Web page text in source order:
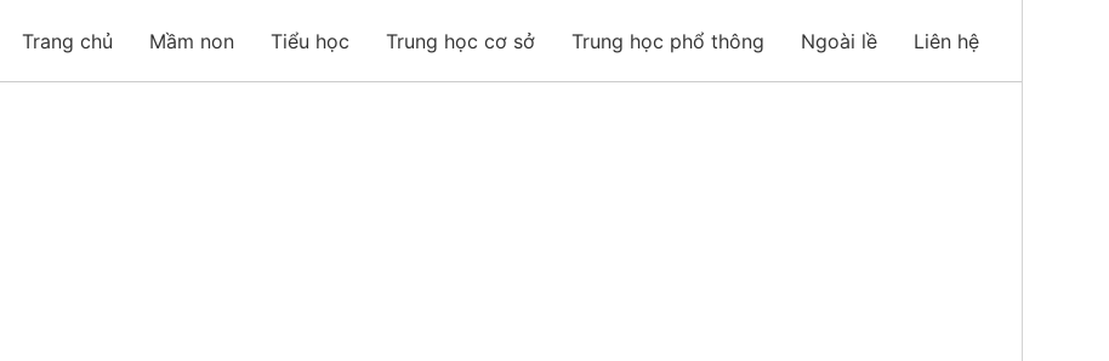
Trang chủ Mầm non Tiểu học Trung học cơ sở Trung học phổ thông Ngoài lề Liên hệ